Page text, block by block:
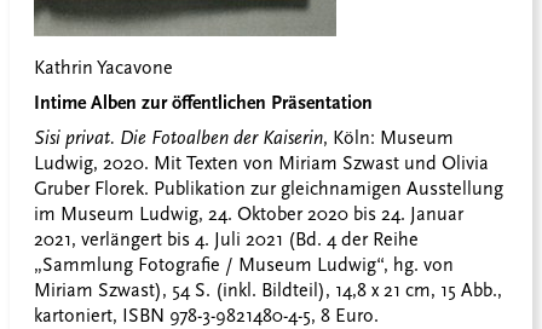
Kathrin Yacavone
Intime Alben zur öffentlichen Präsentation
Sisi privat. Die Fotoalben der Kaiserin, Köln: Museum
Ludwig, 2020. Mit Texten von Miriam Szwast und Olivia
Gruber Florek. Publikation zur gleichnamigen Ausstellung
im Museum Ludwig, 24. Oktober 2020 bis 24. Januar
2021, verlängert bis 4. Juli 2021 (Bd. 4 der Reihe
„Sammlung Fotografie / Museum Ludwig“, hg. von
Miriam Szwast), 54 S. (inkl. Bildteil), 14,8 x 21 cm, 15 Abb.,
kartoniert, ISBN 978-3-9821480-4-5, 8 Euro.